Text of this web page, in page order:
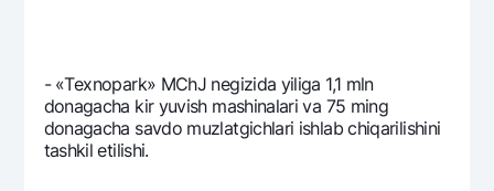
- «Tеxnopark» MChJ nеgizida yiliga 1,1 mln
donagacha kir yuvish mashinalari va 75 ming
donagacha savdo muzlatgichlari ishlab chiqarilishini
tashkil etilishi.